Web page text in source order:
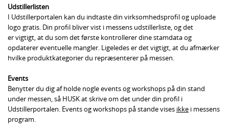
Udstillerlisten
I Udstillerportalen kan du indtaste din virksomhedsprofil og uploade
logo gratis. Din profil bliver vist i messens udstillerliste, og det
er vigtigt, at du som det første kontrollerer dine stamdata og
opdaterer eventuelle mangler. Ligeledes er det vigtigt, at du afmærker
hvilke produktkategorier du repræsenterer på messen.
Events
Benytter du dig af holde nogle events og workshops på din stand
under messen, så HUSK at skrive om det under din profil i
Udstillerportalen. Events og workshops på stande vises ikke i messens
program.